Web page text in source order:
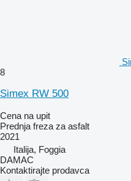
8
Simex RW 500
Cena na upit
Prednja freza za asfalt
2021
Italija, Foggia
DAMAC
Kontaktirajte prodavca